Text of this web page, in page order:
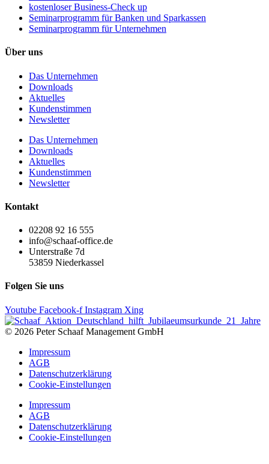
kostenloser Business-Check up
Seminarprogramm für Banken und Sparkassen
Seminarprogramm für Unternehmen
Über uns
Das Unternehmen
Downloads
Aktuelles
Kundenstimmen
Newsletter
Das Unternehmen
Downloads
Aktuelles
Kundenstimmen
Newsletter
Kontakt
02208 92 16 555
info@schaaf-office.de
Unterstraße 7d
53859 Niederkassel
Folgen Sie uns
Youtube Facebook-f Instagram Xing
© 2026 Peter Schaaf Management GmbH
Impressum
AGB
Datenschutzerklärung
Cookie-Einstellungen
Impressum
AGB
Datenschutzerklärung
Cookie-Einstellungen